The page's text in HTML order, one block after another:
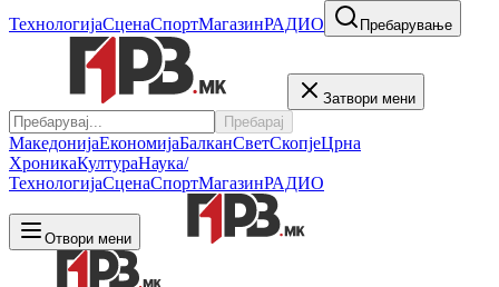
ТехнологијаСценаСпортМагазинРАДИО Пребарување
Затвори мени
Пребарај
МакедонијаЕкономијаБалканСветСкопјеЦрна
ХроникаКултураНаука/
ТехнологијаСценаСпортМагазинРАДИО
Отвори мени